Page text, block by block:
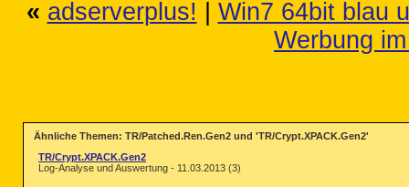
« adserverplus!
Win7 64bit blau
Werbung
Ähnliche Themen: TR/Patched.Ren.Gen2 und 'TR/Crypt.XPACK.Gen2'
TR/Crypt.XPACK.Gen2
Log-Analyse und Auswertung - 11.03.2013 (3)